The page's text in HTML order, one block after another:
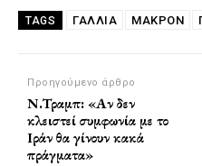
TAGS ΓΑΛΛΊΑ ΜΑΚΡΟΝ
Προηγούμενο άρθρο
Ν.Τραμπ: «Αν δεν
κλειστεί συμφωνία με το
Ιράν θα γίνουν κακά
πράγματα»